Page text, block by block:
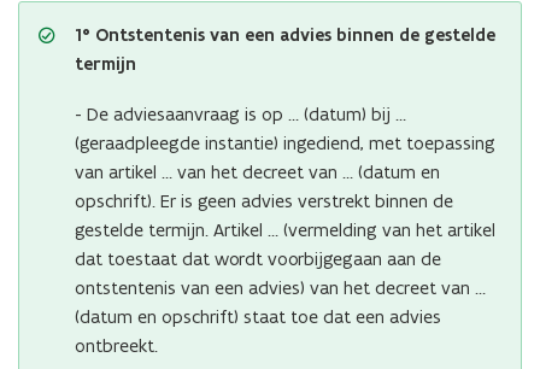
1° Ontstentenis van een advies binnen de gestelde
termijn
- De adviesaanvraag is op … (datum) bij …
(geraadpleegde instantie) ingediend, met toepassing
van artikel … van het decreet van … (datum en
opschrift). Er is geen advies verstrekt binnen de
gestelde termijn. Artikel … (vermelding van het artikel
dat toestaat dat wordt voorbijgegaan aan de
ontstentenis van een advies) van het decreet van …
(datum en opschrift) staat toe dat een advies
ontbreekt.